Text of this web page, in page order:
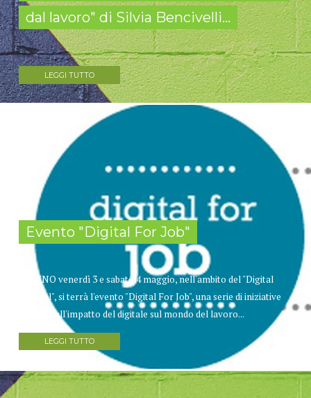
dal lavoro" di Silvia Bencivelli...
LEGGI TUTTO
Evento "Digital For Job"
TORINO venerdì 3 e sabato 4 maggio, nell'ambito del "Digital
Festival", si terrà l'evento "Digital For Job", una serie di iniziative
dedicate all'impatto del digitale sul mondo del lavoro...
LEGGI TUTTO